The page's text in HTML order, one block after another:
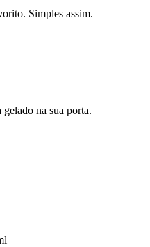
Simples assim.
na sua porta.